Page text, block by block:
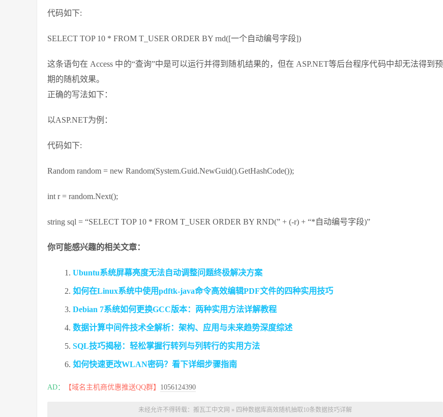
代码如下:
SELECT TOP 10 * FROM T_USER ORDER BY rnd([一个自动编号字段])
这条语句在 Access 中的“查询”中是可以运行并得到随机结果的，但在 ASP.NET等后台程序代码中却无法得到预
期的随机效果。
正确的写法如下：
以ASP.NET为例：
代码如下:
Random random = new Random(System.Guid.NewGuid().GetHashCode());
int r = random.Next();
string sql = “SELECT TOP 10 * FROM T_USER ORDER BY RND(” + (-r) + “*自动编号字段)”
你可能感兴趣的相关文章：
Ubuntu系统屏幕亮度无法自动调整问题终极解决方案
如何在Linux系统中使用pdftk-java命令高效编辑PDF文件的四种实用技巧
Debian 7系统如何更换GCC版本：两种实用方法详解教程
数据计算中间件技术全解析：架构、应用与未来趋势深度综述
SQL技巧揭秘：轻松掌握行转列与列转行的实用方法
如何快速更改WLAN密码？看下详细步骤指南
AD： 【域名主机商优惠推送QQ群】 1056124390
未经允许不得转载： 搬瓦工中文网 » 四种数据库高效随机抽取10条数据技巧详解